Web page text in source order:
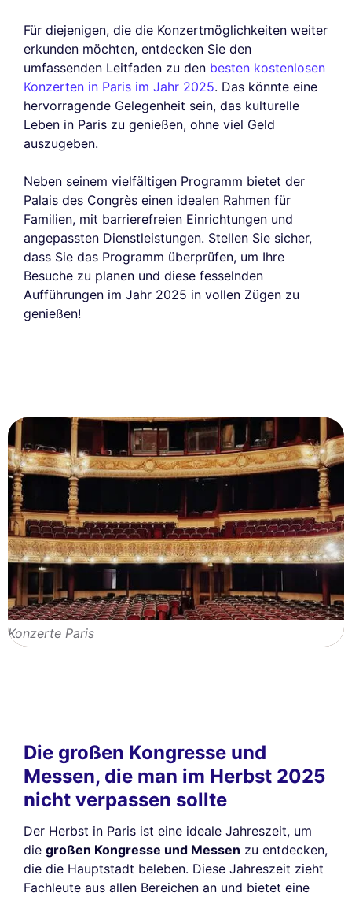
Für diejenigen, die die Konzertmöglichkeiten weiter
erkunden möchten, entdecken Sie den
umfassenden Leitfaden zu den besten kostenlosen
Konzerten in Paris im Jahr 2025. Das könnte eine
hervorragende Gelegenheit sein, das kulturelle
Leben in Paris zu genießen, ohne viel Geld
auszugeben.
Neben seinem vielfältigen Programm bietet der
Palais des Congrès einen idealen Rahmen für
Familien, mit barrierefreien Einrichtungen und
angepassten Dienstleistungen. Stellen Sie sicher,
dass Sie das Programm überprüfen, um Ihre
Besuche zu planen und diese fesselnden
Aufführungen im Jahr 2025 in vollen Zügen zu
genießen!
Konzerte Paris
Die großen Kongresse und
Messen, die man im Herbst 2025
nicht verpassen sollte
Der Herbst in Paris ist eine ideale Jahreszeit, um
die großen Kongresse und Messen zu entdecken,
die die Hauptstadt beleben. Diese Jahreszeit zieht
Fachleute aus allen Bereichen an und bietet eine